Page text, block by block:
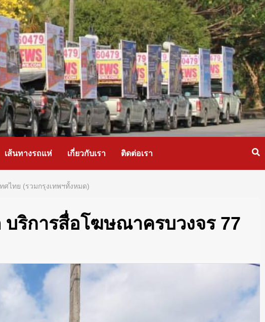
เส้นทางรถแห่ เกี่ยวกับเรา ติดต่อเรา
ไทย (รวมกรุงเทพฯทั้งหมด)
บริการสื่อโฆษณาครบวงจร 77